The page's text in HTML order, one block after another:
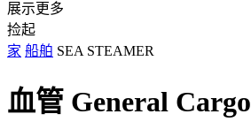
展示更多
捡起
家 船舶 SEA STEAMER
血管 General Cargo